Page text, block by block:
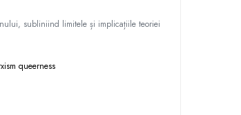
subliniind limitele și implicațiile teoriei
queerness